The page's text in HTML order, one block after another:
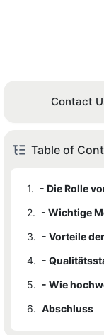
Contact
Table of
1.
2.
3.
4.
5.
6. Abschluss